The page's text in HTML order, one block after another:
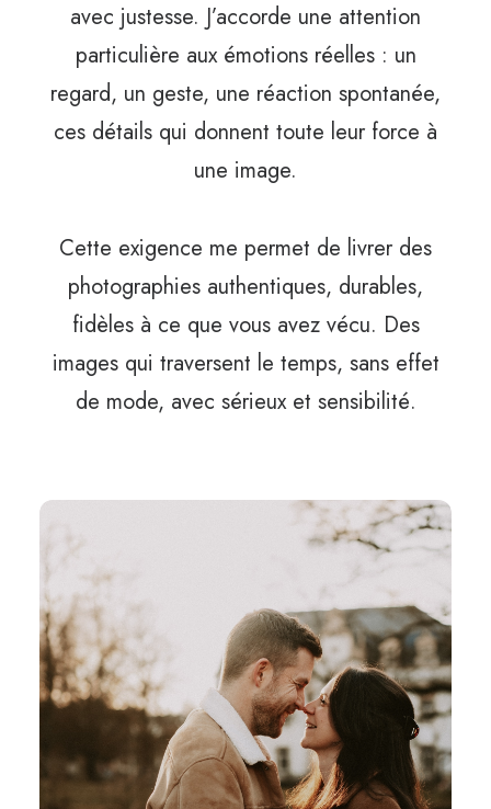
avec justesse. J’accorde une attention
particulière aux émotions réelles : un
regard, un geste, une réaction spontanée,
ces détails qui donnent toute leur force à
une image.
Cette exigence me permet de livrer des
photographies authentiques, durables,
fidèles à ce que vous avez vécu. Des
images qui traversent le temps, sans effet
de mode, avec sérieux et sensibilité.